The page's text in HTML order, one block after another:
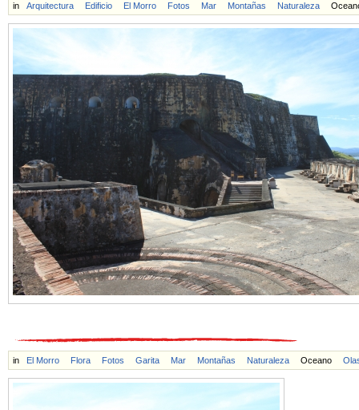
in Arquitectura Edificio El Morro Fotos Mar Montañas Naturaleza
in El Morro Flora Fotos Garita Mar Montañas Naturaleza Oceano